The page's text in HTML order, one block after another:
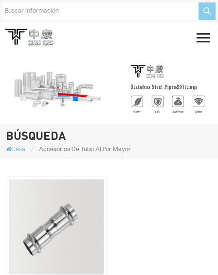
BÚSQUEDA
Casa / Accesorios De Tubo Al Por Mayor